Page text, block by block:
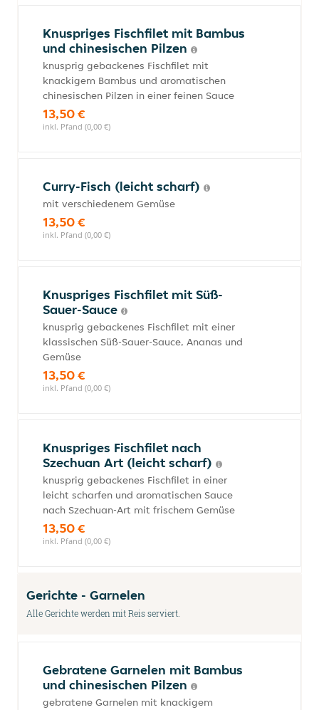
Knuspriges Fischfilet mit Bambus
und chinesischen Pilzen
knusprig gebackenes Fischfilet mit
knackigem Bambus und aromatischen
chinesischen Pilzen in einer feinen Sauce
13,50 €
inkl. Pfand (0,00 €)
Curry-Fisch (leicht scharf)
mit verschiedenem Gemüse
13,50 €
inkl. Pfand (0,00 €)
Knuspriges Fischfilet mit Süß-
Sauer-Sauce
knusprig gebackenes Fischfilet mit einer
klassischen Süß-Sauer-Sauce, Ananas und
Gemüse
13,50 €
inkl. Pfand (0,00 €)
Knuspriges Fischfilet nach
Szechuan Art (leicht scharf)
knusprig gebackenes Fischfilet in einer
leicht scharfen und aromatischen Sauce
nach Szechuan-Art mit frischem Gemüse
13,50 €
inkl. Pfand (0,00 €)
Gerichte - Garnelen
Alle Gerichte werden mit Reis serviert.
Gebratene Garnelen mit Bambus
und chinesischen Pilzen
gebratene Garnelen mit knackigem